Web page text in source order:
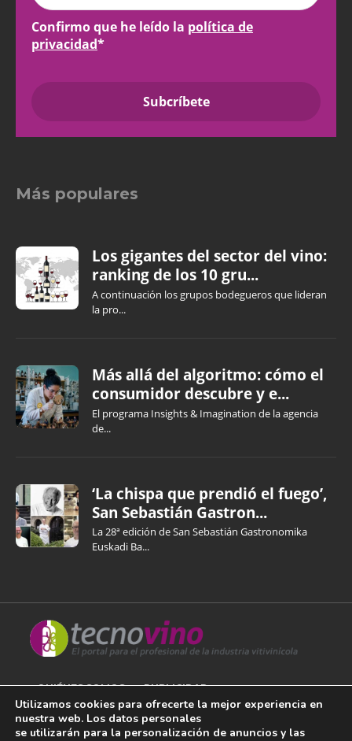
Confirmo que he leído la política de
privacidad*
Más populares
Los gigantes del sector del vino:
ranking de los 10 gru...
A continuación los grupos bodegueros que lideran
la pro...
Más allá del algoritmo: cómo el
consumidor descubre y e...
El programa Insights & Imagination de la agencia
de...
‘La chispa que prendió el fuego’,
San Sebastián Gastron...
La 28ª edición de San Sebastián Gastronomika
Euskadi Ba...
QUIÉNES SOMOS PUBLICIDAD
AVISO LEGAL
Utilizamos cookies para ofrecerte la mejor experiencia en
nuestra web. Los datos personales
se utilizarán para la personalización de anuncios y las